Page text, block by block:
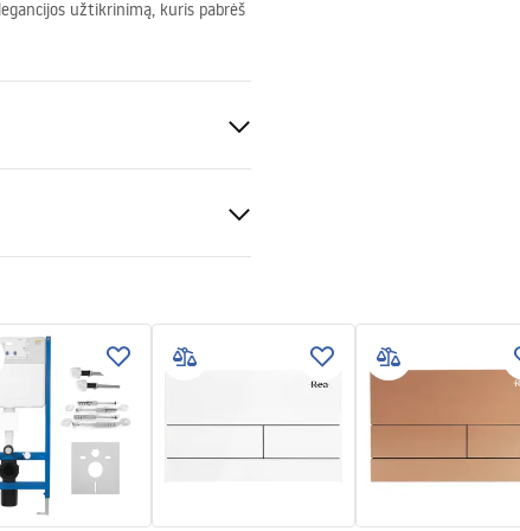
užtikrinimą, kuris pabrėš
misy-wc-video.mp4